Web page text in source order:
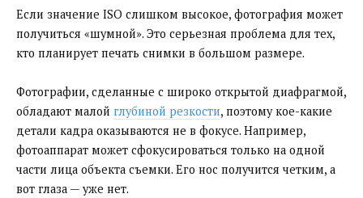
Если значение ISO слишком высокое, фотография может
получиться «шумной». Это серьезная проблема для тех,
кто планирует печать снимки в большом размере.
Фотографии, сделанные с широко открытой диафрагмой,
обладают малой глубиной резкости, поэтому кое-какие
детали кадра оказываются не в фокусе. Например,
фотоаппарат может сфокусироваться только на одной
части лица объекта съемки. Его нос получится четким, а
вот глаза — уже нет.